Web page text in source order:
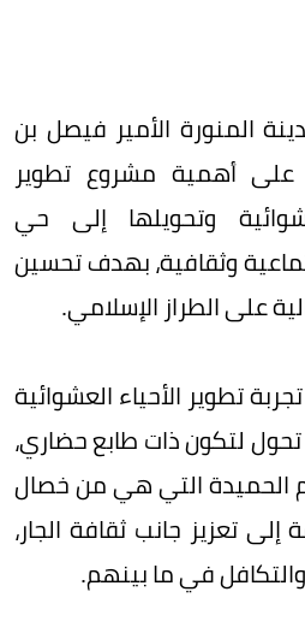
المنورة الأمير فيصل بن
على أهمية مشروع تطوير
وتحويلها إلى حي
وثقافية، بهدف تحسين
على الطراز الإسلامي.
تطوير الأحياء العشوائية
لتكون ذات طابع حضاري،
الحميدة التي هي من خصال
تعزيز جانب ثقافة الجار،
في ما بينهم.